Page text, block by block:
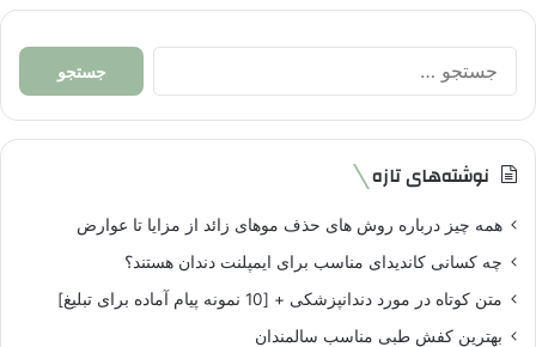
جستجو
نوشته‌های تازه
همه چیز درباره روش های حذف موهای زائد از مزایا تا عوارض
چه کسانی کاندیدای مناسب برای ایمپلنت دندان هستند؟
متن کوتاه در مورد دندانپزشکی + [10 نمونه پیام آماده برای تبلیغ]
بهترین کفش طبی مناسب سالمندان